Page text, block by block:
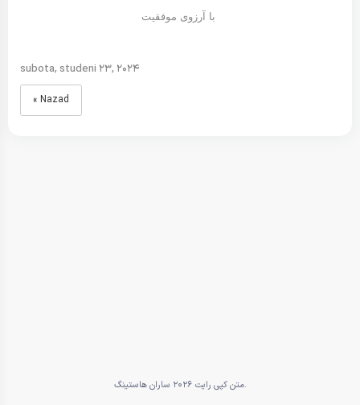
subota, studeni 23, 2024
« Nazad
متن کپی رایت 2026 ساران هاستینگ.